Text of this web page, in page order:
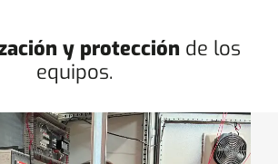
y protección de los
equipos.